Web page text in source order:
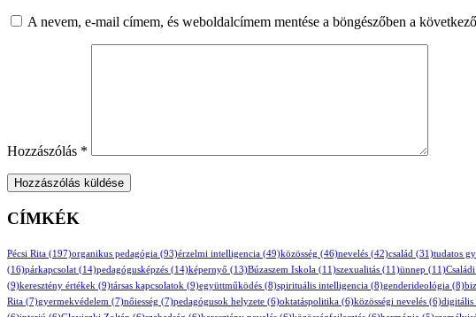
A nevem, e-mail címem, és weboldalcímem mentése a böngészőben a
Hozzászólás *
CÍMKÉK
Pécsi Rita (197)organikus pedagógia (93)érzelmi intelligencia (49)közösség (46)nevelés (42)család (31)tudatos
(16)párkapcsolat (14)pedagógusképzés (14)képernyő (13)Búzaszem Iskola (11)szexualitás (11)ünnep (11)
(9)keresztény értékek (9)társas kapcsolatok (9)együttműködés (8)spirituális intelligencia (8)genderideológia (8)
Rita (7)gyermekvédelem (7)nőiesség (7)pedagógusok helyzete (6)oktatáspolitika (6)közösségi nevelés (6)digitális